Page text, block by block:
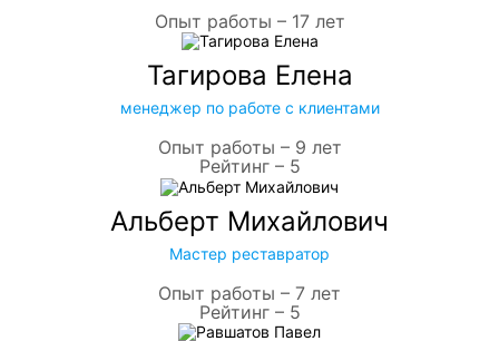
Опыт работы – 17 лет
Тагирова Елена
менеджер по работе с клиентами
Опыт работы – 9 лет
Рейтинг – 5
Альберт Михайлович
Мастер реставратор
Опыт работы – 7 лет
Рейтинг – 5